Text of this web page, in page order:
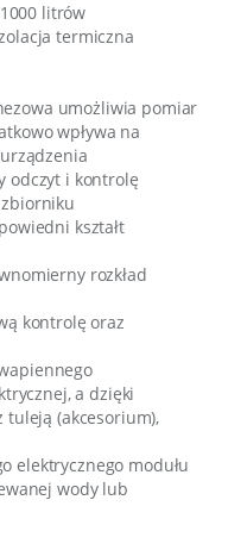
litrów
termiczna
umożliwia pomiar
wpływa na
odczyt i kontrolę
kształt
rozkład
kontrolę oraz
a dzięki
tuleją (akcesorium),
elektrycznego modułu
wody lub